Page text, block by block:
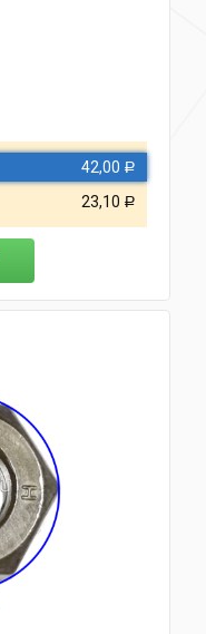
42,00 Р
23,10 Р